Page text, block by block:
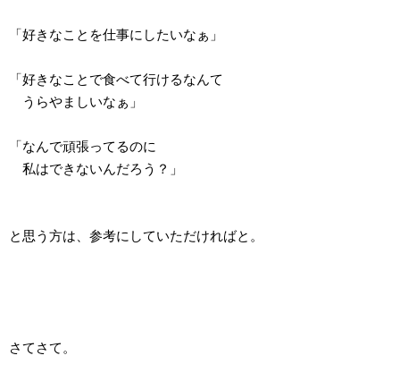
「好きなことを仕事にしたいなぁ」
「好きなことで食べて行けるなんて
うらやましいなぁ」
「なんで頑張ってるのに
私はできないんだろう？」
と思う方は、参考にしていただければと。
さてさて。